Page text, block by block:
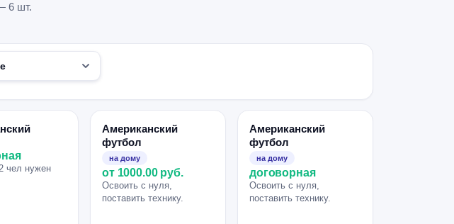
6 шт.
чел нужен
Американский
футбол
на дому
от 1000.00 руб.
Освоить с нуля,
поставить технику.
Американский
футбол
на дому
договорная
Освоить с нуля,
поставить технику.